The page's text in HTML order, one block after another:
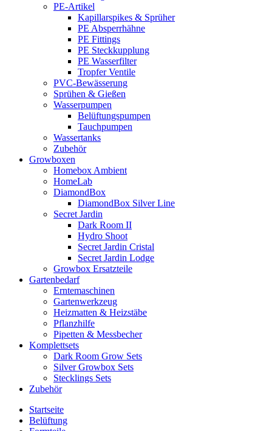
PE-Artikel
Kapillarspikes & Sprüher
PE Absperrhähne
PE Fittings
PE Steckkupplung
PE Wasserfilter
Tropfer Ventile
PVC-Bewässerung
Sprühen & Gießen
Wasserpumpen
Belüftungspumpen
Tauchpumpen
Wassertanks
Zubehör
Growboxen
Homebox Ambient
HomeLab
DiamondBox
DiamondBox Silver Line
Secret Jardin
Dark Room II
Hydro Shoot
Secret Jardin Cristal
Secret Jardin Lodge
Growbox Ersatzteile
Gartenbedarf
Erntemaschinen
Gartenwerkzeug
Heizmatten & Heizstäbe
Pflanzhilfe
Pipetten & Messbecher
Komplettsets
Dark Room Grow Sets
Silver Growbox Sets
Stecklings Sets
Zubehör
Startseite
Belüftung